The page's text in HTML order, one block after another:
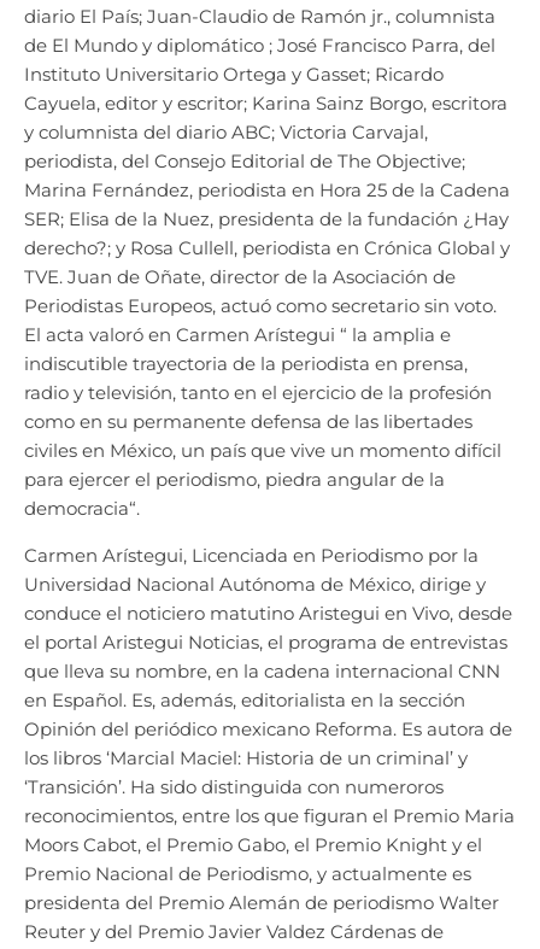
diario El País; Juan-Claudio de Ramón jr., columnista
de El Mundo y diplomático ; José Francisco Parra, del
Instituto Universitario Ortega y Gasset; Ricardo
Cayuela, editor y escritor; Karina Sainz Borgo, escritora
y columnista del diario ABC; Victoria Carvajal,
periodista, del Consejo Editorial de The Objective;
Marina Fernández, periodista en Hora 25 de la Cadena
SER; Elisa de la Nuez, presidenta de la fundación ¿Hay
derecho?; y Rosa Cullell, periodista en Crónica Global y
TVE. Juan de Oñate, director de la Asociación de
Periodistas Europeos, actuó como secretario sin voto.
El acta valoró en Carmen Arístegui “ la amplia e
indiscutible trayectoria de la periodista en prensa,
radio y televisión, tanto en el ejercicio de la profesión
como en su permanente defensa de las libertades
civiles en México, un país que vive un momento difícil
para ejercer el periodismo, piedra angular de la
democracia“.
Carmen Arístegui, Licenciada en Periodismo por la
Universidad Nacional Autónoma de México, dirige y
conduce el noticiero matutino Aristegui en Vivo, desde
el portal Aristegui Noticias, el programa de entrevistas
que lleva su nombre, en la cadena internacional CNN
en Español. Es, además, editorialista en la sección
Opinión del periódico mexicano Reforma. Es autora de
los libros ‘Marcial Maciel: Historia de un criminal’ y
‘Transición’. Ha sido distinguida con numeroros
reconocimientos, entre los que figuran el Premio Maria
Moors Cabot, el Premio Gabo, el Premio Knight y el
Premio Nacional de Periodismo, y actualmente es
presidenta del Premio Alemán de periodismo Walter
Reuter y del Premio Javier Valdez Cárdenas de